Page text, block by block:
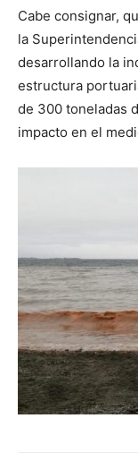
Cabe consignar,
la
desarrollando la
estructura
de 300 toneladas
impacto en el